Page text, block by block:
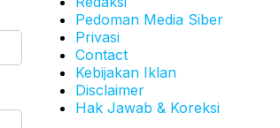
Pedoman Media Siber
Privasi
Contact
Kebijakan Iklan
Disclaimer
Hak Jawab & Koreksi